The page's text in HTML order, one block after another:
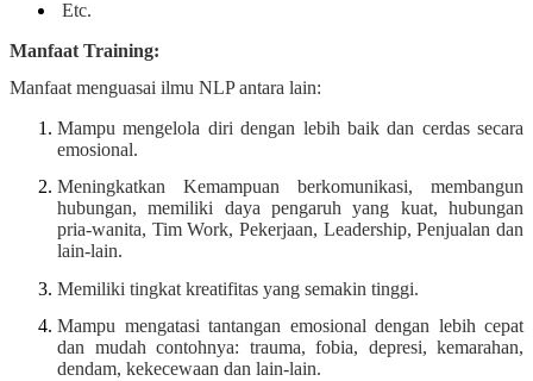
Etc.
Manfaat Training:
Manfaat menguasai ilmu NLP antara lain:
Mampu mengelola diri dengan lebih baik dan cerdas secara
emosional.
Meningkatkan Kemampuan berkomunikasi, membangun
hubungan, memiliki daya pengaruh yang kuat, hubungan
pria-wanita, Tim Work, Pekerjaan, Leadership, Penjualan dan
lain-lain.
Memiliki tingkat kreatifitas yang semakin tinggi.
Mampu mengatasi tantangan emosional dengan lebih cepat
dan mudah contohnya: trauma, fobia, depresi, kemarahan,
dendam, kekecewaan dan lain-lain.